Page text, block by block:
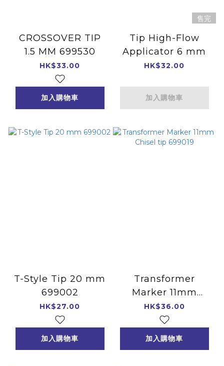
CROSSOVER TIP
1.5 MM 699530
HK$33.00
加入購物車
售完
Tip High-Flow
Applicator 6 mm
HK$32.00
加入購物車
T-Style Tip 20 mm
699002
HK$27.00
加入購物車
Transformer
Marker 11mm
Chisel tip 699019
HK$36.00
加入購物車